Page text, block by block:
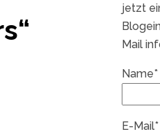
jetzt
Mail
Name*
E-Mail*